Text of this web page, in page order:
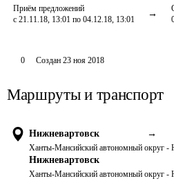
Приём предложений
с 21.11.18, 13:01 по 04.12.18, 13:01
0 Создан 23 ноя 2018
Маршруты и транспорт
Нижневартовск →
Ханты-Мансийский автономный округ -
Нижневартовск
Ханты-Мансийский автономный округ -